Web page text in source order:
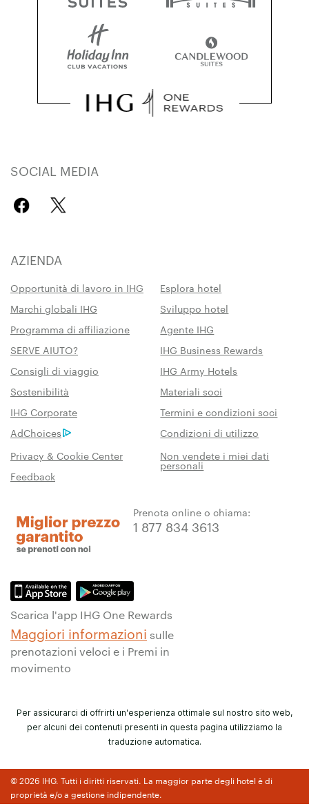
SOCIAL MEDIA
AZIENDA
Opportunità di lavoro in IHG
Esplora hotel
Marchi globali IHG
Sviluppo hotel
Programma di affiliazione
Agente IHG
SERVE AIUTO?
IHG Business Rewards
Consigli di viaggio
IHG Army Hotels
Sostenibilità
Materiali soci
IHG Corporate
Termini e condizioni soci
AdChoices
Condizioni di utilizzo
Privacy & Cookie Center
Non vendete i miei dati
personali
Feedback
Prenota online o chiama:
1 877 834 3613
Scarica l'app IHG One Rewards
Maggiori informazioni sulle
prenotazioni veloci e i Premi in
movimento
Per assicurarci di offrirti un'esperienza ottimale sul nostro sito web,
per alcuni dei contenuti presenti in questa pagina utilizziamo la
traduzione automatica.
© 2026 IHG. Tutti i diritti riservati. La maggior parte degli hotel è di
proprietà e/o a gestione indipendente.